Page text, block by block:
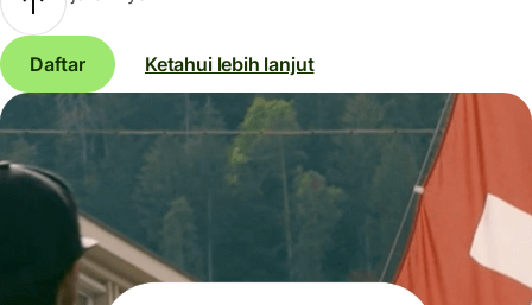
Daftar Ketahui lebih lanjut